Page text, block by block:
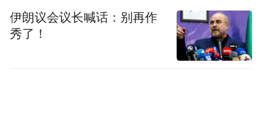
伊朗议会议长喊话：别再作
秀了！